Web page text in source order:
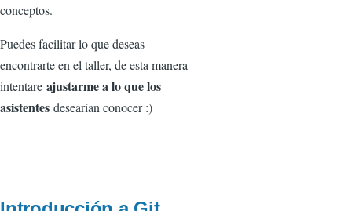
conceptos.
Puedes facilitar lo que deseas
encontrarte en el taller, de esta manera
intentare ajustarme a lo que los
asistentes desearían conocer :)